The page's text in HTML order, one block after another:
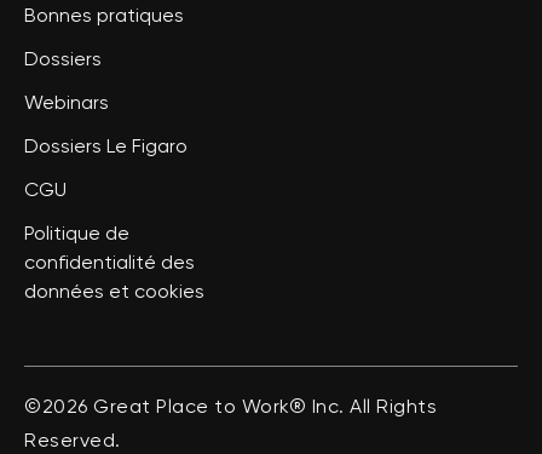
Bonnes pratiques
Dossiers
Webinars
Dossiers Le Figaro
CGU
Politique de
confidentialité des
données et cookies
©2026 Great Place to Work® Inc. All Rights
Reserved.